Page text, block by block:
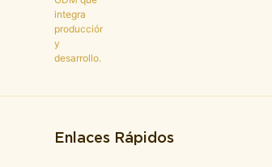
Enlaces Rápidos